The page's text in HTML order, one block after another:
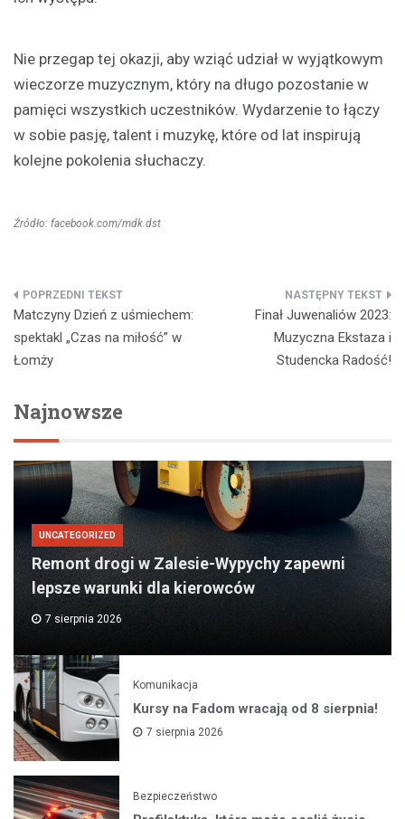
Nie przegap tej okazji, aby wziąć udział w wyjątkowym
wieczorze muzycznym, który na długo pozostanie w
pamięci wszystkich uczestników. Wydarzenie to łączy
w sobie pasję, talent i muzykę, które od lat inspirują
kolejne pokolenia słuchaczy.
Źródło: facebook.com/mdk.dst
Nawigacja
wpisu
Matczyny Dzień z uśmiechem:
spektakl „Czas na miłość” w
Łomży
Finał Juwenaliów 2023:
Muzyczna Ekstaza i
Studencka Radość!
Najnowsze
UNCATEGORIZED
Remont drogi w Zalesie-Wypychy zapewni
lepsze warunki dla kierowców
7 sierpnia 2026
Komunikacja
Kursy na Fadom wracają od 8 sierpnia!
7 sierpnia 2026
Bezpieczeństwo